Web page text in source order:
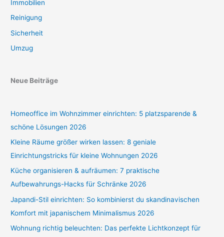
Immobilien
Reinigung
Sicherheit
Umzug
Neue Beiträge
Homeoffice im Wohnzimmer einrichten: 5 platzsparende &
schöne Lösungen 2026
Kleine Räume größer wirken lassen: 8 geniale
Einrichtungstricks für kleine Wohnungen 2026
Küche organisieren & aufräumen: 7 praktische
Aufbewahrungs-Hacks für Schränke 2026
Japandi-Stil einrichten: So kombinierst du skandinavischen
Komfort mit japanischem Minimalismus 2026
Wohnung richtig beleuchten: Das perfekte Lichtkonzept für